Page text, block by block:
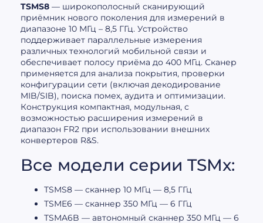
TSMS8 — широкополосный сканирующий
приёмник нового поколения для измерений в
диапазоне 10 МГц – 8,5 ГГц. Устройство
поддерживает параллельные измерения
различных технологий мобильной связи и
обеспечивает полосу приёма до 400 МГц. Сканер
применяется для анализа покрытия, проверки
конфигурации сети (включая декодирование
MIB/SIB), поиска помех, аудита и оптимизации.
Конструкция компактная, модульная, с
возможностью расширения измерений в
диапазон FR2 при использовании внешних
конвертеров R&S.
Все модели серии TSMx:
TSMS8 — сканнер 10 МГц — 8,5 ГГц
TSME6 — сканнер 350 МГц — 6 ГГц
TSMA6B — автономный сканнер 350 МГц — 6